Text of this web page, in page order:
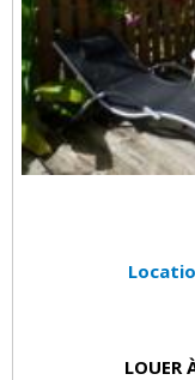
LOUER